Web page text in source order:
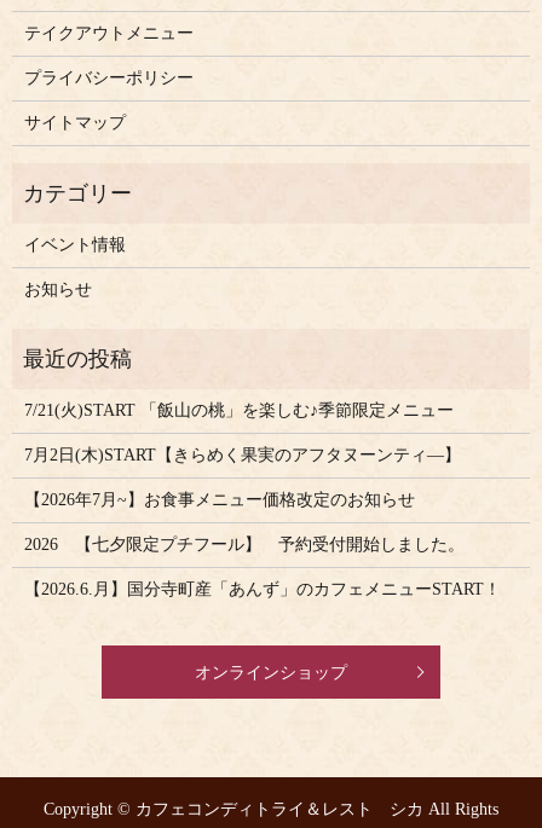
テイクアウトメニュー
プライバシーポリシー
サイトマップ
イベント情報
お知らせ
7/21(火)START 「飯山の桃」を楽しむ♪季節限定メニュー
7月2日(木)START【きらめく果実のアフタヌーンティ―】
【2026年7月~】お食事メニュー価格改定のお知らせ
2026 【七夕限定プチフール】 予約受付開始しました。
【2026.6.月】国分寺町産「あんず」のカフェメニューSTART！
オンラインショップ
Copyright © カフェコンディトライ＆レスト シカ All Rights